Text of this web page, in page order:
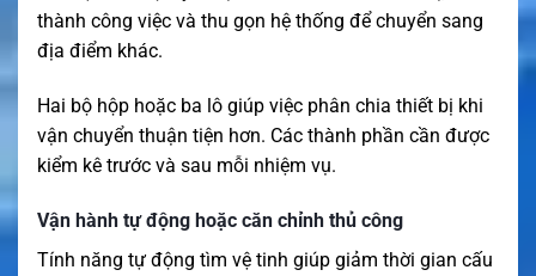
thành công việc và thu gọn hệ thống để chuyển sang
địa điểm khác.
Hai bộ hộp hoặc ba lô giúp việc phân chia thiết bị khi
vận chuyển thuận tiện hơn. Các thành phần cần được
kiểm kê trước và sau mỗi nhiệm vụ.
Vận hành tự động hoặc căn chỉnh thủ công
Tính năng tự động tìm vệ tinh giúp giảm thời gian cấu